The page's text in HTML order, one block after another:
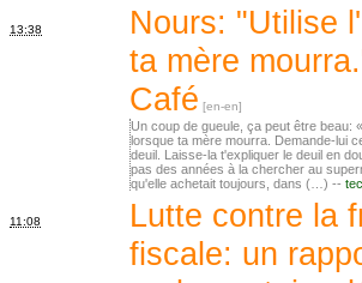
13:38
Nours: "Utilise
ta mère
Café
Un coup de gueule, ça peut être beau:
lorsque ta mère mourra. Demande-lui
deuil. Laisse-la t'expliquer le deuil en
pas des années à la chercher au
qu'elle achetait toujours, dans (…) --
11:08
Lutte contre la
fiscale: un